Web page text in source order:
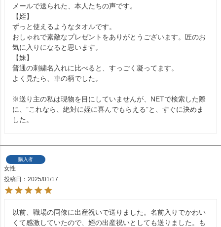
メールで送られた、本人たちの声です。
【姪】
ずっと使えるようなタオルです。
おしゃれで素敵なプレゼントをありがとうございます。匠のお
気に入りになると思います。
【妹】
普通の刺繍名入れに比べると、すっごく凝ってます。
よく見たら、車の柄でした。
※送り主の私は現物を目にしていませんが、NETで検索した際
に、”これなら、絶対に姪に喜んでもらえる”と、すぐに決めま
した。
購入者
女性
投稿日
2025/01/17
以前、職場の同僚に出産祝いで送りました。名前入りでかわい
くて感激していたので、姪の出産祝いとしても送りました。も